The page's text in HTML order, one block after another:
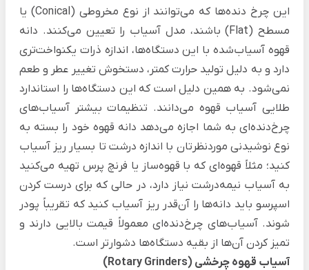
این چرخ دنده‌ها که می‌توانند از نوع مخروطی (Conical) یا
مسطح (Flat) باشند، مدل آسیاب را تعیین می‌کنند.
دانه
قهوه آسیاب‌شده با این دستگاه‌ها، اندازه ذرات یکنواخت‌تری
دارد و به دلیل تولید حرارت کمتر، دستخوش تغییر عطر و طعم
نمی‌شود. به همین دلیل است که این دستگاه‌ها را استاندارد
طلایی آسیاب قهوه می‌دانند. تنظیمات بیشتر آسیاب‌‌های
چرخ‌دنده‌ای به شما اجازه می‌دهد دانه قهوه خود را بسته به
نوع نوشیدنی‌ موردنظرتان با اندازه درشت تا بسیار ریز آسیاب
کنید؛ مثلاً قهوه‌ای که با قهوه‌ساز یا فرنچ پرس تهیه می‌کنید
به آسیاب نیمه‌درشت نیاز دارد، در حالی که برای درست کردن
اسپرسو باید دانه‌ها را آن‌قدر ریز آسیاب کنید که تقریباً پودر
شوند. آسیاب‌‌های چرخ‌دنده‌ای معمولاً قیمت بالایی دارند و
تمیز کردن آن‌ها از بقیه دستگاه‌ها دشوارتر است.
آسیاب‌ قهوه چرخشی (Rotary Grinders)